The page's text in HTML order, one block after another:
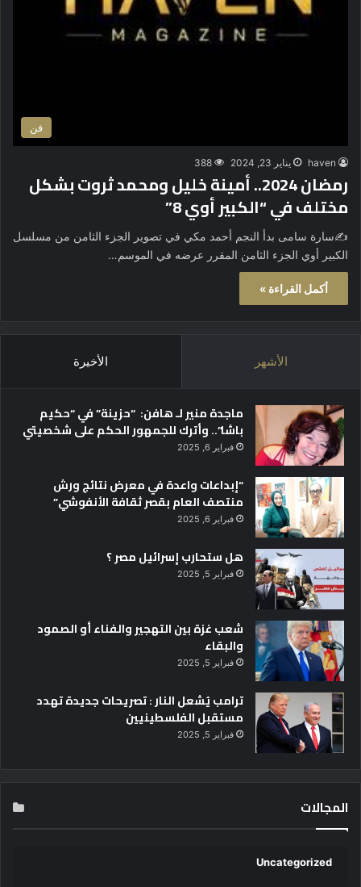
فن
haven يناير 23, 2024 388
رمضان 2024.. أمينة خليل ومحمد ثروت بشكل
مختلف في “الكبير أوي 8”
✍️سارة سامى بدأ النجم أحمد مكي في تصوير الجزء الثامن من مسلسل
الكبير أوي الجزء الثامن المقرر عرضه في الموسم…
أكمل القراءة »
الأشهر الأخيرة
ماجدة منير لـ هافن: “حزينة” في “حكيم
باشا”.. وأترك للجمهور الحكم على شخصيتي
فبراير 6, 2025
“إبداعات واعدة في معرض نتائج ورش
منتصف العام بقصر ثقافة الأنفوشي”
فبراير 6, 2025
هل ستحارب إسرائيل مصر ؟
فبراير 5, 2025
شعب غزة بين التهجير والفناء أو الصمود
والبقاء
فبراير 5, 2025
ترامب يُشعل النار : تصريحات جديدة تهدد
مستقبل الفلسطينيين
فبراير 5, 2025
المجالات
Uncategorized